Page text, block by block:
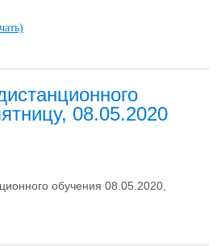
08.05.2020
обучения 08.05.2020,